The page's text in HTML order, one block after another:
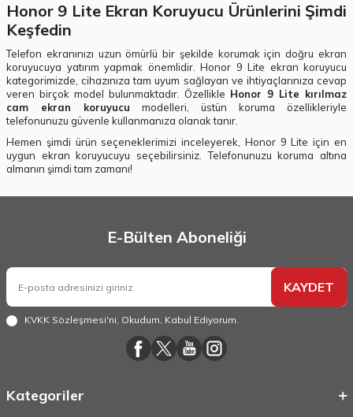
Honor 9 Lite Ekran Koruyucu Ürünlerini Şimdi
Keşfedin
Telefon ekranınızı uzun ömürlü bir şekilde korumak için doğru ekran
koruyucuya yatırım yapmak önemlidir. Honor 9 Lite ekran koruyucu
kategorimizde, cihazınıza tam uyum sağlayan ve ihtiyaçlarınıza cevap
veren birçok model bulunmaktadır. Özellikle Honor 9 Lite kırılmaz
cam ekran koruyucu modelleri, üstün koruma özellikleriyle
telefonunuzu güvenle kullanmanıza olanak tanır.
Hemen şimdi ürün seçeneklerimizi inceleyerek, Honor 9 Lite için en
uygun ekran koruyucuyu seçebilirsiniz. Telefonunuzu koruma altına
almanın şimdi tam zamanı!
E-Bülten Aboneliği
KAYDET
KVKK Sözleşmesi'ni, Okudum, Kabul Ediyorum.
Kategoriler